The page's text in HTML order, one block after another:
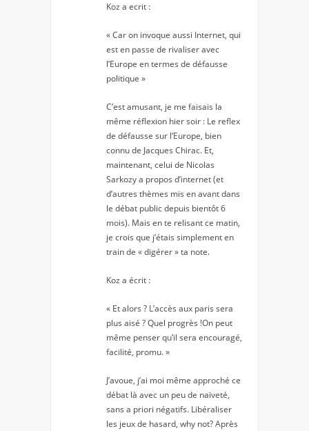
Koz a ecrit :
« Car on invoque aussi Internet, qui
est en passe de rivaliser avec
l’Europe en termes de défausse
politique »
C’est amusant, je me faisais la
même réflexion hier soir : Le reflex
de défausse sur l’Europe, bien
connu de Jacques Chirac. Et,
maintenant, celui de Nicolas
Sarkozy a propos d’internet (et
d’autres thèmes mis en avant dans
le débat public depuis bientôt 6
mois). Mais en te relisant ce matin,
je crois que j’étais simplement en
train de « digérer » ta note.
Koz a écrit :
« Et alors ? L’accès aux paris sera
plus aisé ? Quel progrès !On peut
même penser qu’il sera encouragé,
facilité, promu. »
J’avoue, j’ai moi même approché ce
débat là avec un peu de naïveté,
sans a priori négatifs. Libéraliser
les jeux de hasard, why not? Après